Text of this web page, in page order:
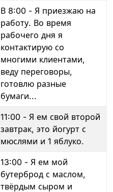
В 8:00 - Я приезжаю на
работу. Во время
рабочего дня я
контактирую со
многими клиентами,
веду переговоры,
готовлю разные
бумаги...
11:00 - Я ем свой второй
завтрак, это йогурт с
мюслями и 1 яблуко.
13:00 - Я ем мой
бутерброд с маслом,
твёрдым сыром и